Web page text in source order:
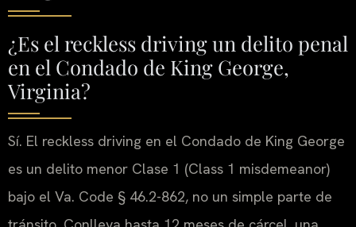
¿Es el reckless driving un delito penal
en el Condado de King George,
Virginia?
Sí. El reckless driving en el Condado de King George
es un delito menor Clase 1 (Class 1 misdemeanor)
bajo el Va. Code § 46.2-862, no un simple parte de